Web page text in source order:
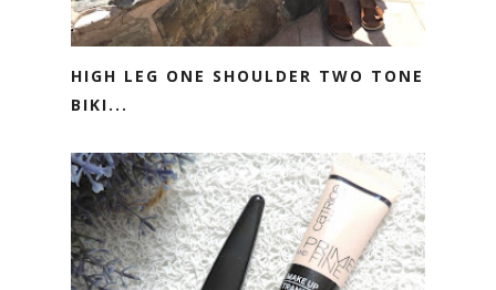
HIGH LEG ONE SHOULDER TWO TONE
BIKI...